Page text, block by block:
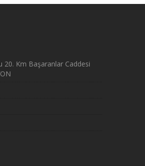
20. Km Başaranlar Caddesi